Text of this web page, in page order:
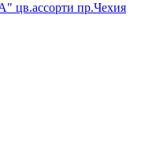
цв.ассорти пр.Чехия